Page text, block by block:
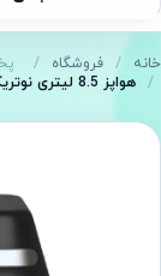
خانه / فروشگاه /
/
هواپز 8.5 لیتری نوتریکوک مدل AFG960